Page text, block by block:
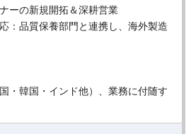
ーの新規開拓＆深耕営業
：品質保養部門と連携し、海外製造
・韓国・インド他）、業務に付随す